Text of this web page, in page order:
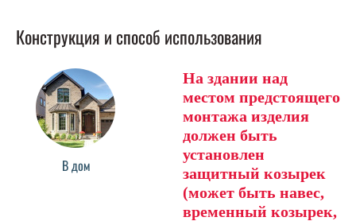
Конструкция и способ использования
В дом
На здании над
местом предстоящего
монтажа изделия
должен быть
установлен
защитный козырек
(может быть навес,
временный козырек,